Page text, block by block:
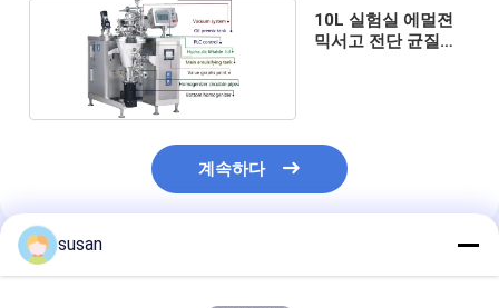
10L 실험실 에멀젼
믹서고 전단 균질기
계속하다
추천된 제품
susan